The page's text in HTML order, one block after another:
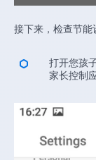
接下来，检查节能
打开您孩
家长控制